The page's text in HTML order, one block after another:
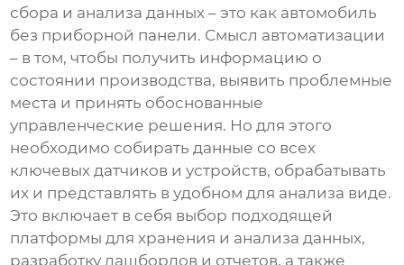
сбора и анализа данных – это как автомобиль
без приборной панели. Смысл автоматизации
– в том, чтобы получить информацию о
состоянии производства, выявить проблемные
места и принять обоснованные
управленческие решения. Но для этого
необходимо собирать данные со всех
ключевых датчиков и устройств, обрабатывать
их и представлять в удобном для анализа виде.
Это включает в себя выбор подходящей
платформы для хранения и анализа данных,
разработку дашбордов и отчетов, а также